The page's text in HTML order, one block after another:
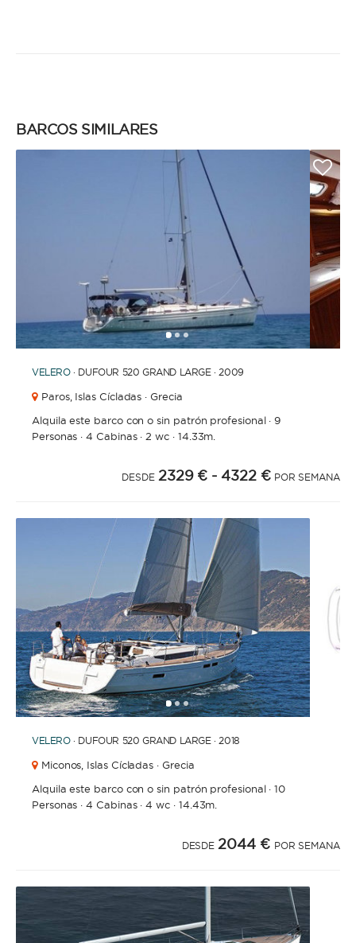
BARCOS SIMILARES
123
VELERO · DUFOUR 520 GRAND LARGE · 2009
Paros, Islas Cícladas · Grecia
Alquila este barco con o sin patrón profesional·9
Personas ·4 Cabinas· 2 wc · 14.33m.
DESDE 2329 € - 4322 € POR SEMANA
123
VELERO · DUFOUR 520 GRAND LARGE · 2018
Miconos, Islas Cícladas · Grecia
Alquila este barco con o sin patrón profesional·10
Personas ·4 Cabinas·4 wc · 14.43m.
DESDE 2044 € POR SEMANA